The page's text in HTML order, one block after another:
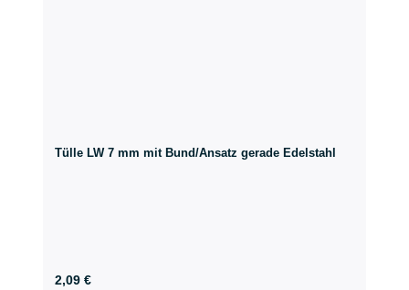
Tülle LW 7 mm mit Bund/Ansatz gerade Edelstahl
2,09 €